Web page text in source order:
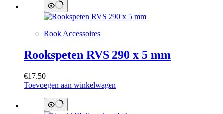
Rook Accessoires
Rookspeten RVS 290 x 5 mm
€17.50
Toevoegen aan winkelwagen